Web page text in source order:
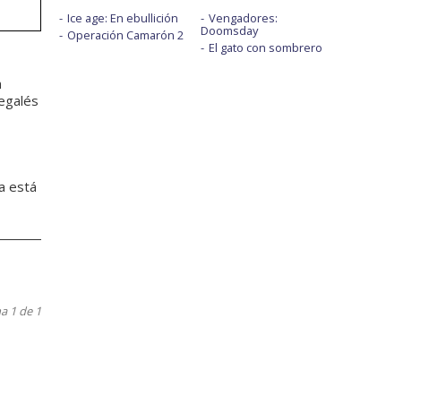
está
1 de 1
Ice age: En ebullición
Operación Camarón 2
Vengadores:
Doomsday
El gato con sombrero